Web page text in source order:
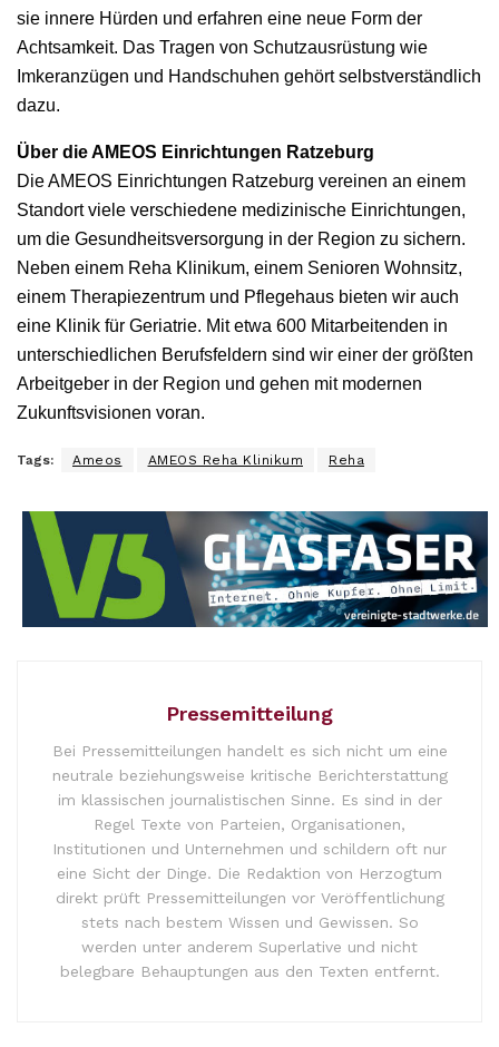
sie innere Hürden und erfahren eine neue Form der
Achtsamkeit. Das Tragen von Schutzausrüstung wie
Imkeranzügen und Handschuhen gehört selbstverständlich
dazu.
Über die AMEOS Einrichtungen Ratzeburg
Die AMEOS Einrichtungen Ratzeburg vereinen an einem
Standort viele verschiedene medizinische Einrichtungen,
um die Gesundheitsversorgung in der Region zu sichern.
Neben einem Reha Klinikum, einem Senioren Wohnsitz,
einem Therapiezentrum und Pflegehaus bieten wir auch
eine Klinik für Geriatrie. Mit etwa 600 Mitarbeitenden in
unterschiedlichen Berufsfeldern sind wir einer der größten
Arbeitgeber in der Region und gehen mit modernen
Zukunftsvisionen voran.
Tags: Ameos AMEOS Reha Klinikum Reha
Pressemitteilung
Bei Pressemitteilungen handelt es sich nicht um eine
neutrale beziehungsweise kritische Berichterstattung
im klassischen journalistischen Sinne. Es sind in der
Regel Texte von Parteien, Organisationen,
Institutionen und Unternehmen und schildern oft nur
eine Sicht der Dinge. Die Redaktion von Herzogtum
direkt prüft Pressemitteilungen vor Veröffentlichung
stets nach bestem Wissen und Gewissen. So
werden unter anderem Superlative und nicht
belegbare Behauptungen aus den Texten entfernt.